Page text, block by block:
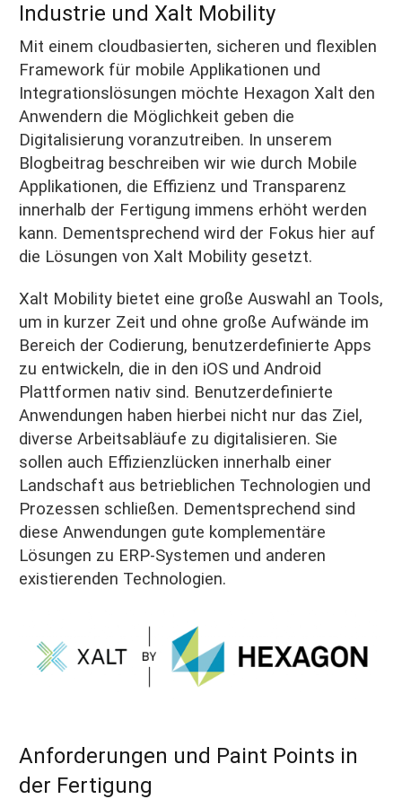
Industrie und Xalt Mobility
Mit einem cloudbasierten, sicheren und flexiblen
Framework für mobile Applikationen und
Integrationslösungen möchte Hexagon Xalt den
Anwendern die Möglichkeit geben die
Digitalisierung voranzutreiben. In unserem
Blogbeitrag beschreiben wir wie durch Mobile
Applikationen, die Effizienz und Transparenz
innerhalb der Fertigung immens erhöht werden
kann. Dementsprechend wird der Fokus hier auf
die Lösungen von Xalt Mobility gesetzt.
Xalt Mobility bietet eine große Auswahl an Tools,
um in kurzer Zeit und ohne große Aufwände im
Bereich der Codierung, benutzerdefinierte Apps
zu entwickeln, die in den iOS und Android
Plattformen nativ sind. Benutzerdefinierte
Anwendungen haben hierbei nicht nur das Ziel,
diverse Arbeitsabläufe zu digitalisieren. Sie
sollen auch Effizienzlücken innerhalb einer
Landschaft aus betrieblichen Technologien und
Prozessen schließen. Dementsprechend sind
diese Anwendungen gute komplementäre
Lösungen zu ERP-Systemen und anderen
existierenden Technologien.
Anforderungen und Paint Points in
der Fertigung